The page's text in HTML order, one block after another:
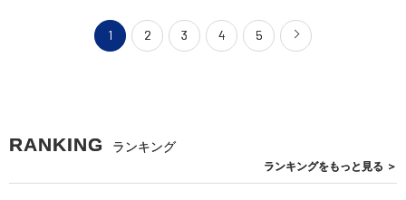
1 2 3 4 5
RANKING ランキング
ランキングをもっと見る ＞